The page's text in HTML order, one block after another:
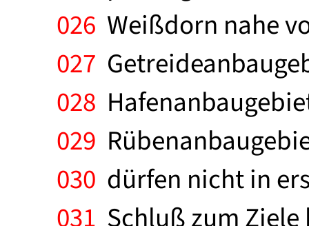
026 Weißdorn nahe
027
028
029
030 dürfen nicht in